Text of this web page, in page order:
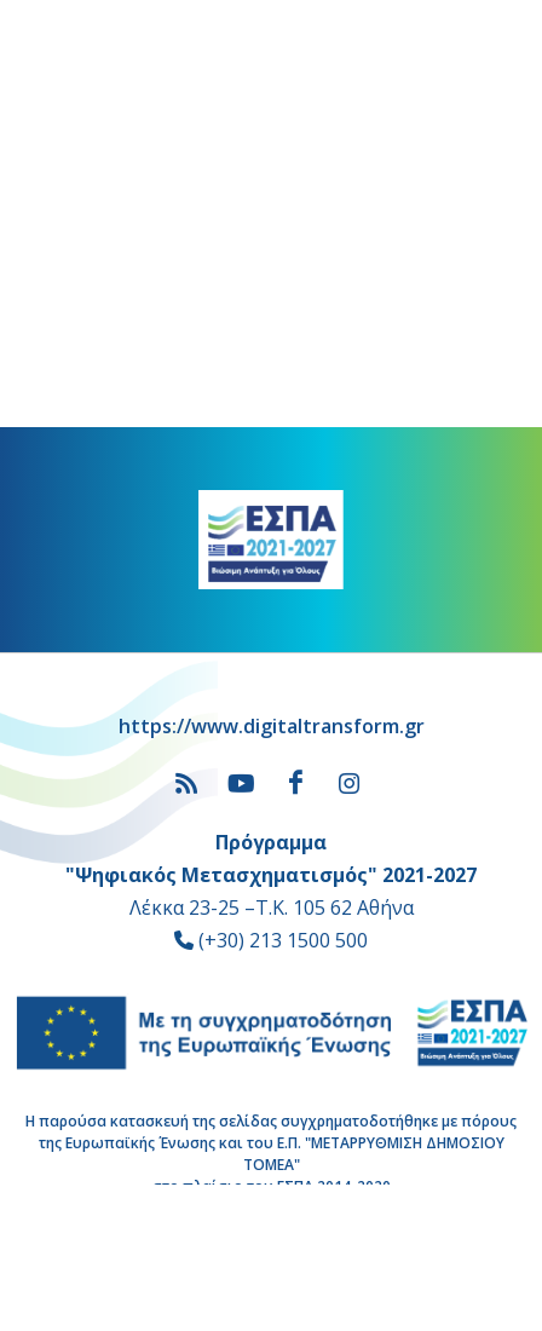
https://www.digitaltransform.gr
Πρόγραμμα
"Ψηφιακός Μετασχηματισμός" 2021-2027
Λέκκα 23-25 –Τ.Κ. 105 62 Αθήνα
(+30) 213 1500 500
Η παρούσα κατασκευή της σελίδας συγχρηματοδοτήθηκε με πόρους
της Ευρωπαϊκής Ένωσης και του Ε.Π. "ΜΕΤΑΡΡΥΘΜΙΣΗ ΔΗΜΟΣΙΟΥ
ΤΟΜΕΑ"
στο πλαίσιο του ΕΣΠΑ 2014-2020